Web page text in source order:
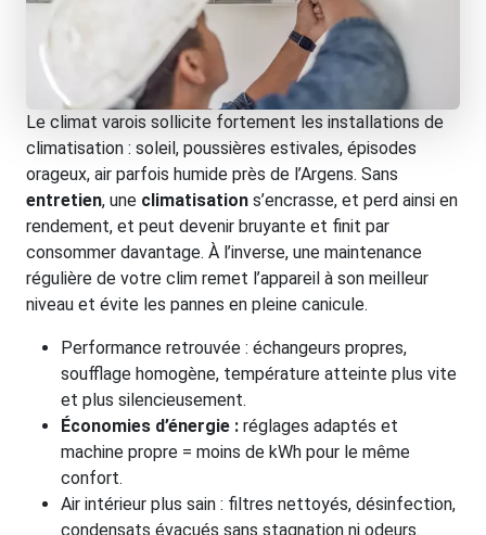
Le climat varois sollicite fortement les installations de
climatisation : soleil, poussières estivales, épisodes
orageux, air parfois humide près de l’Argens. Sans
entretien, une climatisation s’encrasse, et perd ainsi en
rendement, et peut devenir bruyante et finit par
consommer davantage. À l’inverse, une maintenance
régulière de votre clim remet l’appareil à son meilleur
niveau et évite les pannes en pleine canicule.
Performance retrouvée : échangeurs propres,
soufflage homogène, température atteinte plus vite
et plus silencieusement.
Économies d’énergie : réglages adaptés et
machine propre = moins de kWh pour le même
confort.
Air intérieur plus sain : filtres nettoyés, désinfection,
condensats évacués sans stagnation ni odeurs.